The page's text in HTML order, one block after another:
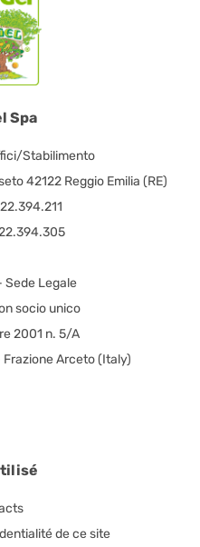
Spa
Stabilimento
42122 Reggio Emilia (RE)
Sede Legale
socio unico
2001 n. 5/A
Arceto (Italy)
de ce site